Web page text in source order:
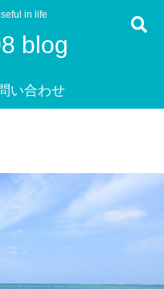
in life
blog
い合わせ